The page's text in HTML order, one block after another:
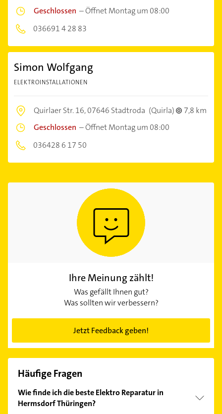
Geschlossen –Öffnet Montag um 08:00
036691 4 28 83
Simon Wolfgang
ELEKTROINSTALLATIONEN
Quirlaer Str. 16,07646 Stadtroda (Quirla)
7,8 km
Geschlossen –Öffnet Montag um 08:00
036428 6 17 50
Ihre Meinung zählt!
Was gefällt Ihnen gut?
Was sollten wir verbessern?
Jetzt Feedback geben!
Häufige Fragen
Wie finde ich die beste Elektro Reparatur in
Hermsdorf Thüringen?